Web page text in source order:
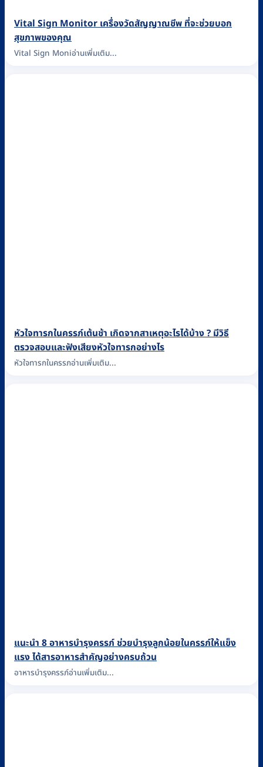
Vital Sign Monitor เครื่องวัดสัญญาณชีพ ที่จะช่วยบอก
สุขภาพของคุณ
Vital Sign Moniอ่านเพิ่มเติม...
หัวใจทารกในครรภ์เต้นช้า เกิดจากสาเหตุอะไรได้บ้าง ? มีวิธี
ตรวจสอบและฟังเสียงหัวใจทารกอย่างไร
หัวใจทารกในครรภอ่านเพิ่มเติม...
แนะนำ 8 อาหารบำรุงครรภ์ ช่วยบำรุงลูกน้อยในครรภ์ให้แข็ง
แรง ได้สารอาหารสำคัญอย่างครบถ้วน
อาหารบำรุงครรภ์อ่านเพิ่มเติม...